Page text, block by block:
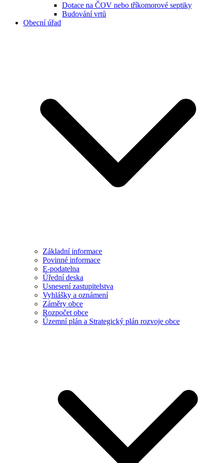
Dotace na ČOV nebo tříkomorové septiky
Budování vrtů
Obecní úřad
Základní informace
Povinné informace
E-podatelna
Úřední deska
Usnesení zastupitelstva
Vyhlášky a oznámení
Záměry obce
Rozpočet obce
Územní plán a Strategický plán rozvoje obce